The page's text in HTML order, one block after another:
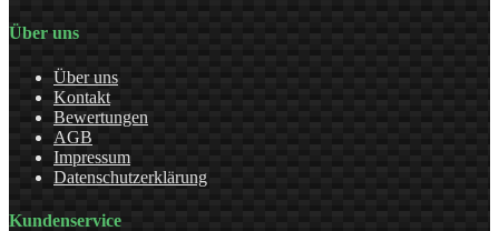
Über uns
Über uns
Kontakt
Bewertungen
AGB
Impressum
Datenschutzerklärung
Kundenservice